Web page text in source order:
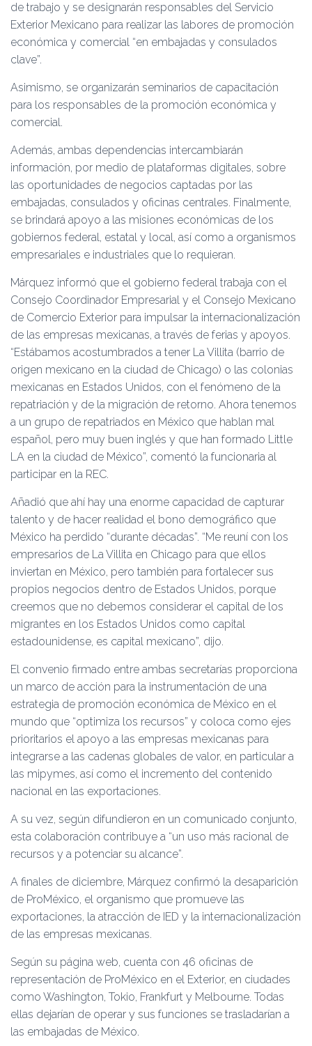
de trabajo y se designarán responsables del Servicio
Exterior Mexicano para realizar las labores de promoción
económica y comercial “en embajadas y consulados
clave”.
Asimismo, se organizarán seminarios de capacitación
para los responsables de la promoción económica y
comercial.
Además, ambas dependencias intercambiarán
información, por medio de plataformas digitales, sobre
las oportunidades de negocios captadas por las
embajadas, consulados y oficinas centrales. Finalmente,
se brindará apoyo a las misiones económicas de los
gobiernos federal, estatal y local, así como a organismos
empresariales e industriales que lo requieran.
Márquez informó que el gobierno federal trabaja con el
Consejo Coordinador Empresarial y el Consejo Mexicano
de Comercio Exterior para impulsar la internacionalización
de las empresas mexicanas, a través de ferias y apoyos.
“Estábamos acostumbrados a tener La Villita (barrio de
origen mexicano en la ciudad de Chicago) o las colonias
mexicanas en Estados Unidos, con el fenómeno de la
repatriación y de la migración de retorno. Ahora tenemos
a un grupo de repatriados en México que hablan mal
español, pero muy buen inglés y que han formado Little
LA en la ciudad de México”, comentó la funcionaria al
participar en la REC.
Añadió que ahí hay una enorme capacidad de capturar
talento y de hacer realidad el bono demográfico que
México ha perdido “durante décadas”. “Me reuní con los
empresarios de La Villita en Chicago para que ellos
inviertan en México, pero también para fortalecer sus
propios negocios dentro de Estados Unidos, porque
creemos que no debemos considerar el capital de los
migrantes en los Estados Unidos como capital
estadounidense, es capital mexicano”, dijo.
El convenio firmado entre ambas secretarías proporciona
un marco de acción para la instrumentación de una
estrategia de promoción económica de México en el
mundo que “optimiza los recursos” y coloca como ejes
prioritarios el apoyo a las empresas mexicanas para
integrarse a las cadenas globales de valor, en particular a
las mipymes, así como el incremento del contenido
nacional en las exportaciones.
A su vez, según difundieron en un comunicado conjunto,
esta colaboración contribuye a “un uso más racional de
recursos y a potenciar su alcance”.
A finales de diciembre, Márquez confirmó la desaparición
de ProMéxico, el organismo que promueve las
exportaciones, la atracción de IED y la internacionalización
de las empresas mexicanas.
Según su página web, cuenta con 46 oficinas de
representación de ProMéxico en el Exterior, en ciudades
como Washington, Tokio, Frankfurt y Melbourne. Todas
ellas dejarían de operar y sus funciones se trasladarían a
las embajadas de México.